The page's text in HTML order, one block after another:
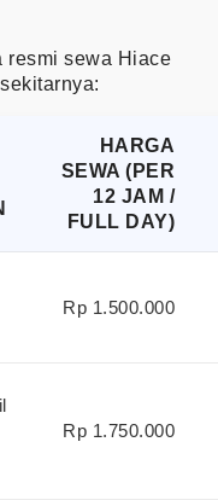
resmi sewa Hiace
HARGA
SEWA (PER
12 JAM /
FULL DAY)
Rp 1.500.000
Rp 1.750.000